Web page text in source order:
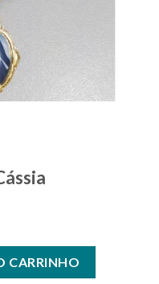
CARRINHO